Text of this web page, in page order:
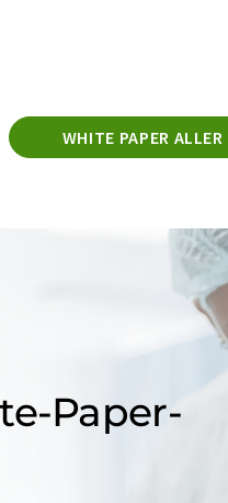
WHITE PAPER
Paper-